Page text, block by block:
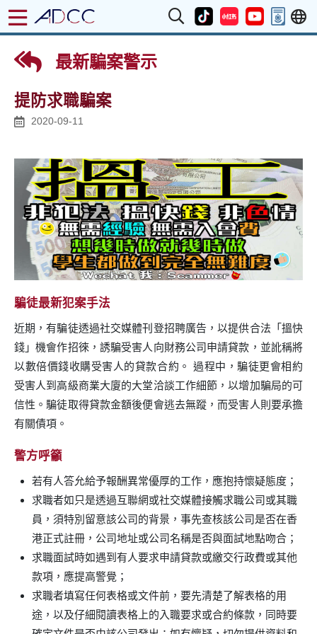
最新騙案警示
提防求職騙案
2020-09-11
騙徒最新犯案手法
近期，有騙徒透過社交媒體刊登招聘廣告，以提供合法「搵快
錢」機會作招徠，誘騙受害人向財務公司申請貸款，並訛稱將
以數倍價錢收購受害人的貸款合約。 過程中，騙徒更會相約
受害人到高級商業大廈的大堂洽談工作細節，以增加騙局的可
信性。騙徒取得貸款金額後便會逃去無蹤，而受害人則要承擔
有關債項。
警方呼籲
若有人答允給予報酬異常優厚的工作，應抱持懷疑態度；
求職者如只是透過互聯網或社交媒體接觸求職公司或其職
員，須特別留意該公司的背景，事先查核該公司是否在香
港正式註冊，公司地址或公司名稱是否與面試地點吻合；
求職面試時如遇到有人要求申請貸款或繳交行政費或其他
款項，應提高警覺；
求職者填寫任何表格或文件前，要先清楚了解表格的用
途，以及仔細閱讀表格上的入職要求或合約條款，同時要